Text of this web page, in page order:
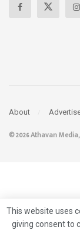
About
© 2026 Athavan
This website uses
giving consent to